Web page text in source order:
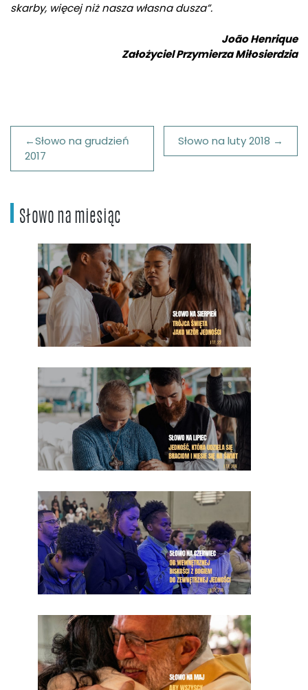
skarby, więcej niż nasza własna dusza”.
João Henrique
Założyciel Przymierza Miłosierdzia
Nawigacja
wpisu
Słowo na grudzień
2017
Słowo na luty 2018
Słowo na miesiąc